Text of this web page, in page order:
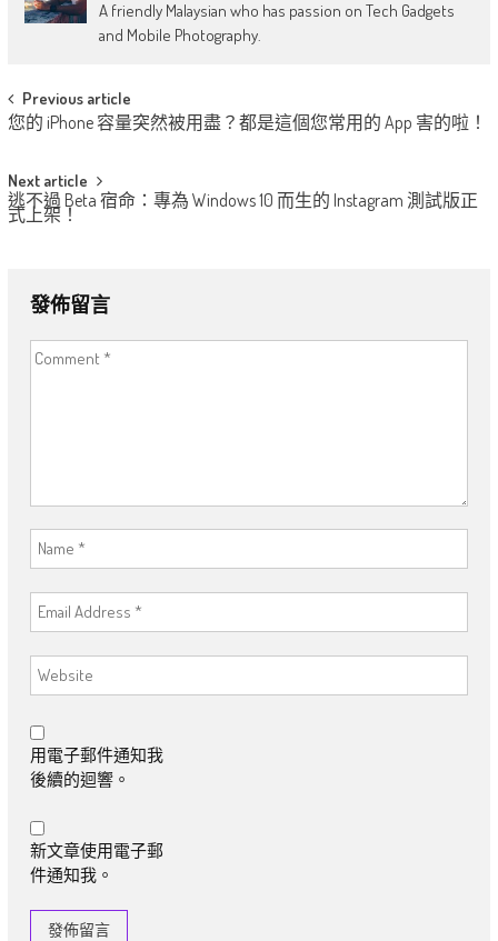
A friendly Malaysian who has passion on Tech Gadgets
and Mobile Photography.
Post
navigation
Previous article
您的 iPhone 容量突然被用盡？都是這個您常用的 App 害的啦！
Next article
逃不過 Beta 宿命：專為 Windows 10 而生的 Instagram 測試版正
式上架！
發佈留言
用電子郵件通知我
後續的迴響。
新文章使用電子郵
件通知我。